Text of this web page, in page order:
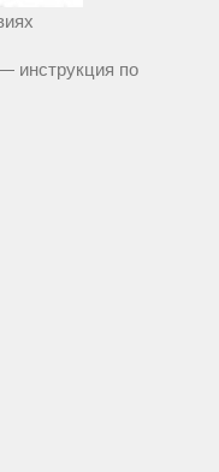
инструкция по